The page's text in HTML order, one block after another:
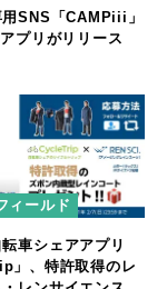
SNS「CAMPiii」
プリがリリース
ィールド
車シェアアプリ
」、特許取得のレ